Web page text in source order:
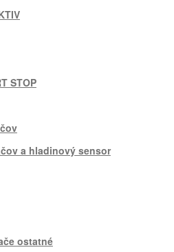
STOP
a hladinový sensor
ostatné